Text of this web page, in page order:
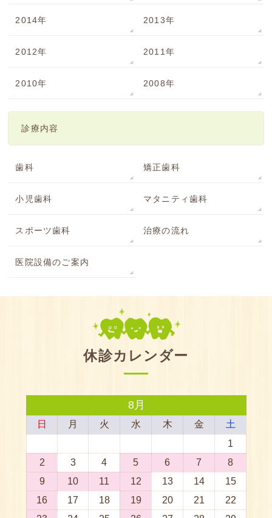
2014年 2013年
2012年 2011年
2010年 2008年
診療内容
歯科 矯正歯科
小児歯科 マタニティ歯科
スポーツ歯科 治療の流れ
医院設備のご案内
休診カレンダー